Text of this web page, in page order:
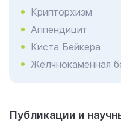
Крипторхизм
Аппендицит
Киста Бейкера
Желчнокаменная
Публикации и